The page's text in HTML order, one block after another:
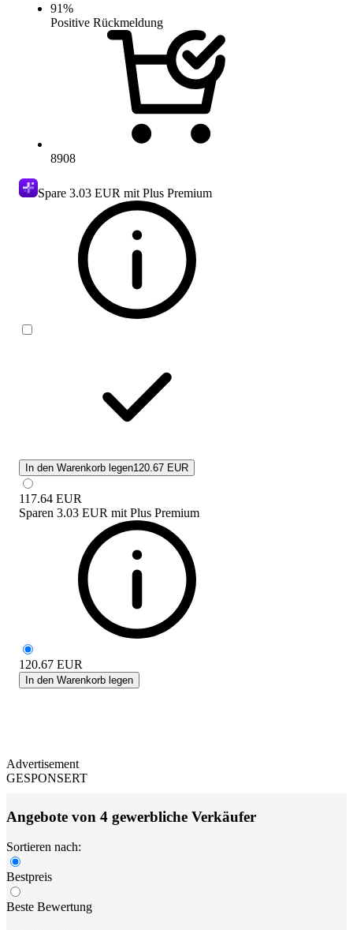
91%
Positive Rückmeldung
8908
Spare 3.03 EUR mit Plus Premium
In den Warenkorb legen120.67 EUR
117.64 EUR
Sparen 3.03 EUR mit Plus Premium
120.67 EUR
In den Warenkorb legen
Advertisement
GESPONSERT
Angebote von 4 gewerbliche Verkäufer
Sortieren nach:
Bestpreis
Beste Bewertung